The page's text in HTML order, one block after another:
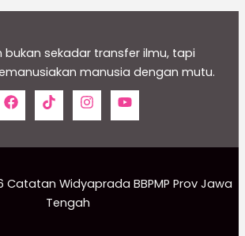
bukan sekadar transfer ilmu, tapi
manusia dengan mutu.
Widyaprada BBPMP Prov Jawa
Tengah